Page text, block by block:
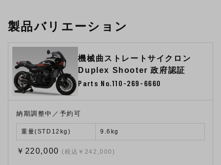
製品バリエーション
機械曲ストレートサイクロン
Duplex Shooter 政府認証
Parts No.110-269-6660
納期調整中／予約可
重量(STD12kg) 9.6kg
￥220,000 (税込￥242,000)